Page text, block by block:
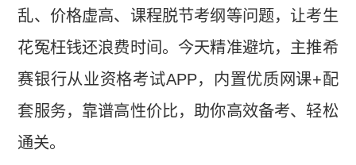
乱、价格虚高、课程脱节考纲等问题，让考生
花冤枉钱还浪费时间。今天精准避坑，主推希
赛银行从业资格考试APP，内置优质网课+配
套服务，靠谱高性价比，助你高效备考、轻松
通关。